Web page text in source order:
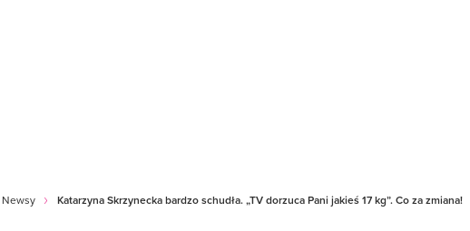
Newsy Katarzyna Skrzynecka bardzo schudła. „TV dorzuca Pani jakieś 17 kg”. Co za zmiana!